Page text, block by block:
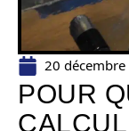
20 décembre
POUR